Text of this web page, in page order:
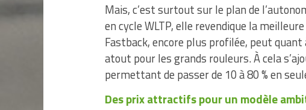
Mais, c’est surtout sur le plan de
en cycle WLTP, elle revendique la
Fastback, encore plus profilée, peut
atout pour les grands rouleurs. À cela
permettant de passer de 10 à 80 % en
Des prix attractifs pour un modèle